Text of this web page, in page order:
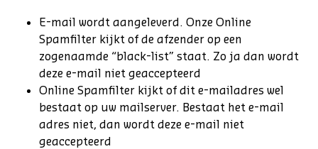
E-mail wordt aangeleverd. Onze Online
Spamfilter kijkt of de afzender op een
zogenaamde “black-list” staat. Zo ja dan wordt
deze e-mail niet geaccepteerd
Online Spamfilter kijkt of dit e-mailadres wel
bestaat op uw mailserver. Bestaat het e-mail
adres niet, dan wordt deze e-mail niet
geaccepteerd